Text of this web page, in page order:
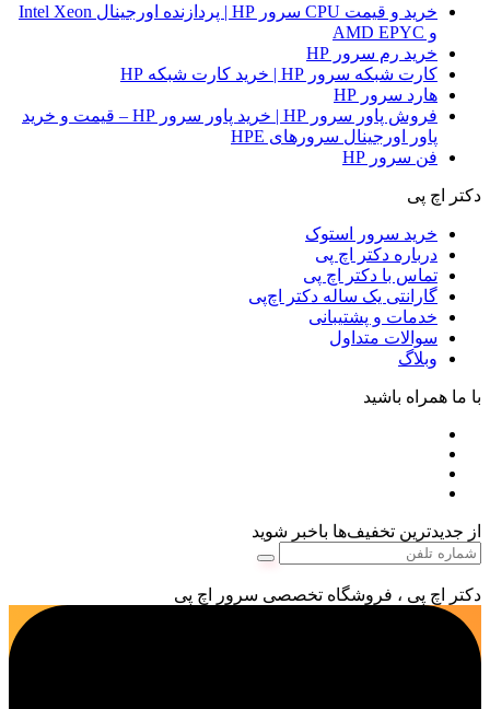
خرید و قیمت CPU سرور HP | پردازنده اورجینال Intel Xeon
و AMD EPYC
خرید رم سرور HP
کارت شبکه سرور HP | خرید کارت شبکه HP
هارد سرور HP
فروش پاور سرور HP | خرید پاور سرور HP – قیمت و خرید
پاور اورجینال سرورهای HPE
فن سرور HP
دکتر اچ پی
خرید سرور استوک
درباره دکتر اچ پی
تماس با دکتر اچ پی
گارانتی یک ساله دکتر اچ‌پی
خدمات و پشتیبانی
سوالات متداول
وبلاگ
با ما همراه باشید
از جدیدترین تخفیف‌ها باخبر شوید
دکتر اچ پی ، فروشگاه تخصصی سرور اچ پی